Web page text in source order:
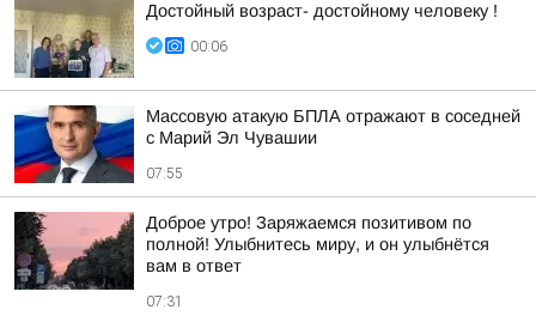
Достойный возраст- достойному человеку !
00:06
Массовую атакую БПЛА отражают в соседней
с Марий Эл Чувашии
07:55
Доброе утро! Заряжаемся позитивом по
полной! Улыбнитесь миру, и он улыбнётся
вам в ответ
07:31